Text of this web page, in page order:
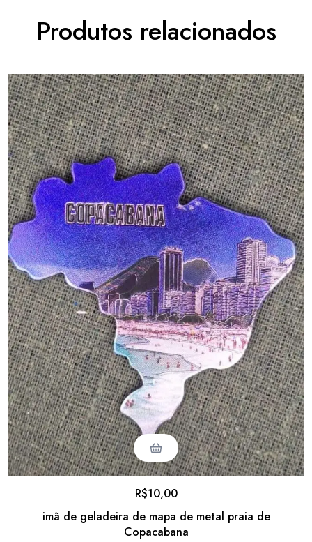
Produtos relacionados
imã de geladeira de mapa de metal praia de
Copacabana
R$10,00